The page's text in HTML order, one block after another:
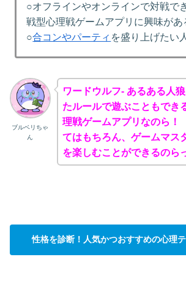
○オフラインやオンラインで対戦で
戦型心理戦ゲームアプリに興味があ
○合コンやパーティ を盛り上げたい人
ブルベリちゃ
ん
ワードウルフ- あるある人
たルールで遊ぶこともでき
理戦ゲームアプリなのら
てはもちろん、ゲームマス
を楽しむことができるのら
性格を診断！人気かつおすすめの心理